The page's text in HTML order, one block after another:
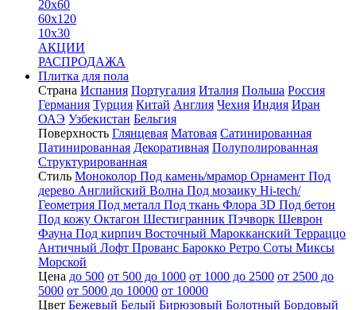
20x60
60x120
10x30
АКЦИИ
РАСПРОДАЖА
Плитка для пола
Страна Испания Португалия Италия Польша Россия
Германия Турция Китай Англия Чехия Индия Иран
ОАЭ Узбекистан Бельгия
Поверхность Глянцевая Матовая Сатинированная
Патинированная Декоративная Полуполированная
Структурированная
Стиль Моноколор Под камень/мрамор Орнамент Под
дерево Английский Волна Под мозаику Hi-tech/
Геометрия Под металл Под ткань Флора 3D Под бетон
Под кожу Октагон Шестигранник Пэчворк Шеврон
Фауна Под кирпич Восточный Марокканский Терраццо
Античный Лофт Прованс Барокко Ретро Соты Миксы
Морской
Цена до 500 от 500 до 1000 от 1000 до 2500 от 2500 до
5000 от 5000 до 10000 от 10000
Цвет Бежевый Белый Бирюзовый Болотный Бордовый